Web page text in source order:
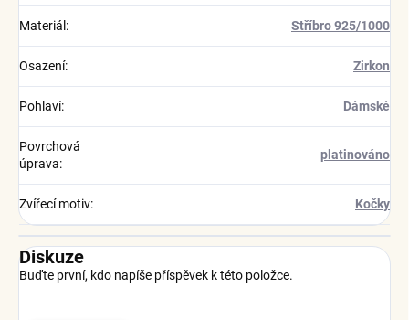
Materiál : Stříbro 925/1000
Osazení: Zirkon
Pohlaví: Dámské
Povrchová
úprava:
platinováno
Zvířecí motiv: Kočky
Diskuze
Buďte první, kdo napíše příspěvek k této položce.